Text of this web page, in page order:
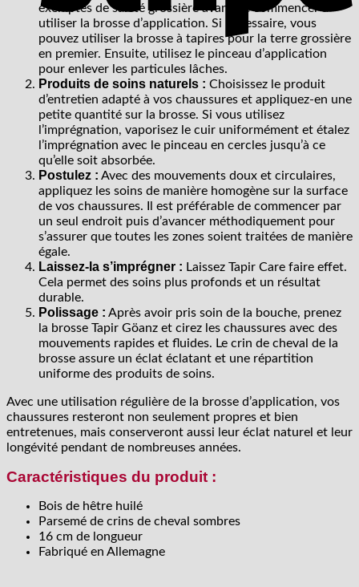
exemptes de saleté grossière avant de commencer à
utiliser la brosse d’application. Si nécessaire, vous
pouvez utiliser la brosse à tapires pour la terre grossière
en premier. Ensuite, utilisez le pinceau d’application
pour enlever les particules lâches.
Produits de soins naturels : Choisissez le produit
d’entretien adapté à vos chaussures et appliquez-en une
petite quantité sur la brosse. Si vous utilisez
l’imprégnation, vaporisez le cuir uniformément et étalez
l’imprégnation avec le pinceau en cercles jusqu’à ce
qu’elle soit absorbée.
Postulez : Avec des mouvements doux et circulaires,
appliquez les soins de manière homogène sur la surface
de vos chaussures. Il est préférable de commencer par
un seul endroit puis d’avancer méthodiquement pour
s’assurer que toutes les zones soient traitées de manière
égale.
Laissez-la s’imprégner : Laissez Tapir Care faire effet.
Cela permet des soins plus profonds et un résultat
durable.
Polissage : Après avoir pris soin de la bouche, prenez
la brosse Tapir Göanz et cirez les chaussures avec des
mouvements rapides et fluides. Le crin de cheval de la
brosse assure un éclat éclatant et une répartition
uniforme des produits de soins.
Avec une utilisation régulière de la brosse d’application, vos
chaussures resteront non seulement propres et bien
entretenues, mais conserveront aussi leur éclat naturel et leur
longévité pendant de nombreuses années.
Caractéristiques du produit :
Bois de hêtre huilé
Parsemé de crins de cheval sombres
16 cm de longueur
Fabriqué en Allemagne